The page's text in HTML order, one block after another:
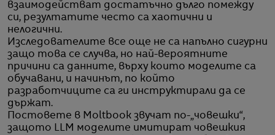
взаимодействат достатъчно дълго помежду
си, резултатите често са хаотични и
нелогични.
Изследователите все още не са напълно сигурни
защо това се случва, но най-вероятните
причини са данните, върху които моделите са
обучавани, и начинът, по който
разработчиците са ги инструктирали да се
държат.
Постовете в Moltbook звучат по-„човешки“,
защото LLM моделите имитират човешкия